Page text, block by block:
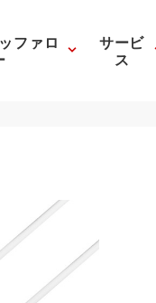
ファロ サービ
ス